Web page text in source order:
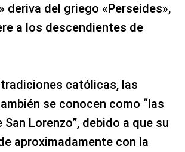
deriva del griego «Perseides»,
a los descendientes de
tradiciones católicas, las
se conocen como “las
Lorenzo”, debido a que su
aproximadamente con la